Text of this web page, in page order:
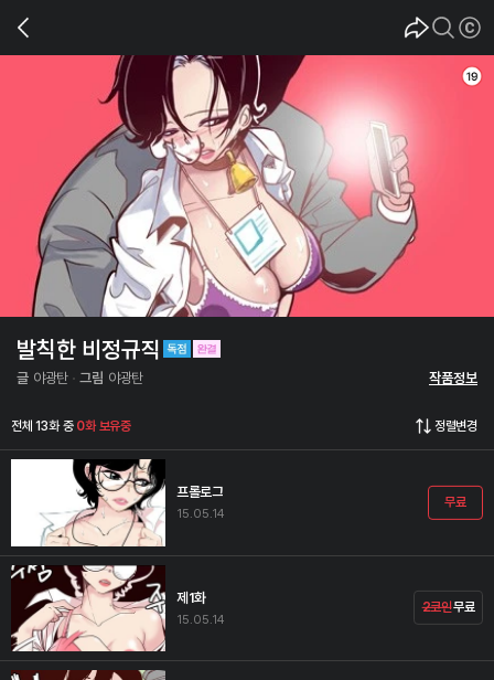
발칙한 비정규직
글 야광탄 그림 야광탄 작품정보
전체 13화 중 0화 보유중 정렬변경
프롤로그
15.05.14
무료
제1화
15.05.14
2코인무료